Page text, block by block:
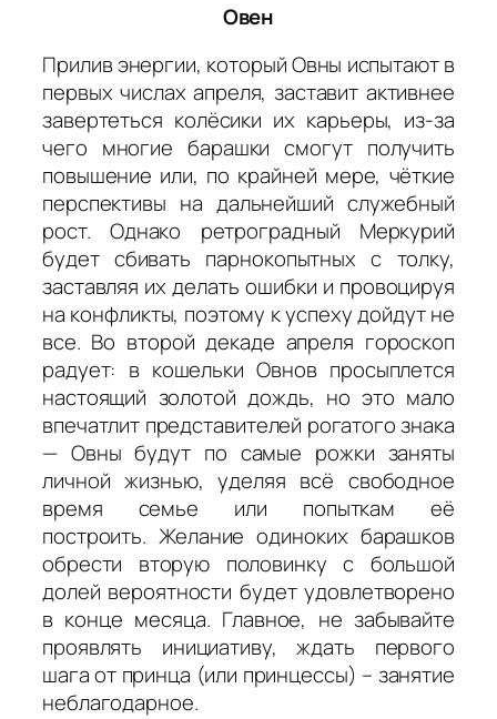
Овен
Прилив энергии, который Овны испытают в
первых числах апреля, заставит активнее
завертеться колёсики их карьеры, из-за
чего многие барашки смогут получить
повышение или, по крайней мере, чёткие
перспективы на дальнейший служебный
рост. Однако ретроградный Меркурий
будет сбивать парнокопытных с толку,
заставляя их делать ошибки и провоцируя
на конфликты, поэтому к успеху дойдут не
все. Во второй декаде апреля гороскоп
радует: в кошельки Овнов просыплется
настоящий золотой дождь, но это мало
впечатлит представителей рогатого знака
— Овны будут по самые рожки заняты
личной жизнью, уделяя всё свободное
время семье или попыткам её
построить. Желание одиноких барашков
обрести вторую половинку с большой
долей вероятности будет удовлетворено
в конце месяца. Главное, не забывайте
проявлять инициативу, ждать первого
шага от принца (или принцессы) – занятие
неблагодарное.